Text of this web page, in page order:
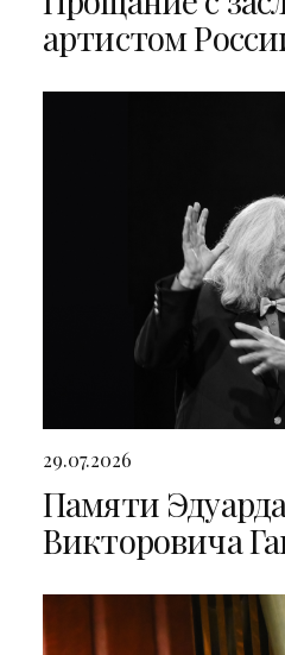
артистом
29.07.2026
Памяти
Викторовича